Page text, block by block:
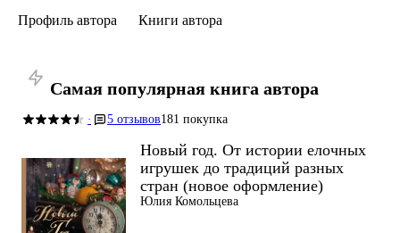
Профиль автора Книги автора
Самая популярная книга автора
· 5 отзывов181 покупка
Новый год. От истории елочных
игрушек до традиций разных
стран (новое оформление)
Юлия Комольцева